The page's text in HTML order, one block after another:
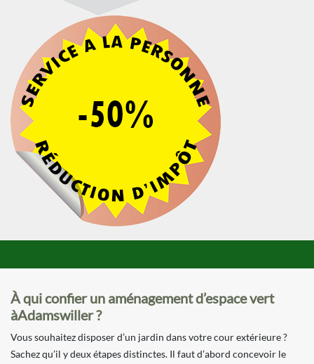
À qui confier un aménagement d’espace vert
àAdamswiller ?
Vous souhaitez disposer d’un jardin dans votre cour extérieure ?
Sachez qu’il y deux étapes distinctes. Il faut d’abord concevoir le